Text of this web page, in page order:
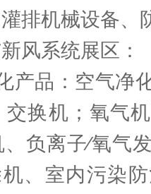
排机械设备、
风系统展区：
产品：空气净
换机；氧气
负离子∕氧气
、室内污染